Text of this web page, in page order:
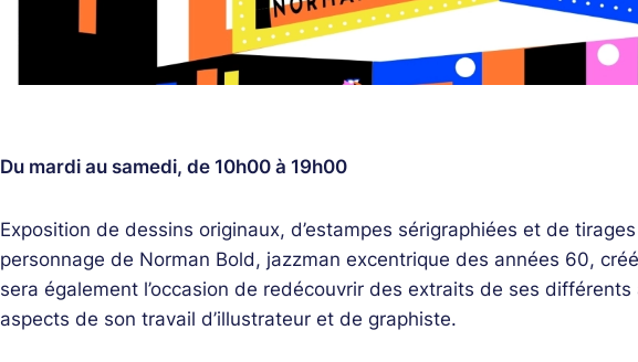
Du mardi au samedi, de 10h00 à 19h00
Exposition de dessins originaux, d’estampes sérigraphiées et de
personnage de Norman Bold, jazzman excentrique des années 60,
sera également l’occasion de redécouvrir des extraits de ses différents
aspects de son travail d’illustrateur et de graphiste.